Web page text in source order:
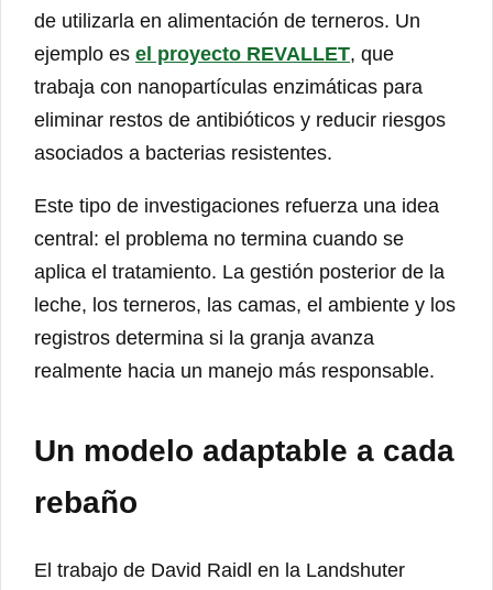
de utilizarla en alimentación de terneros. Un
ejemplo es el proyecto REVALLET, que
trabaja con nanopartículas enzimáticas para
eliminar restos de antibióticos y reducir riesgos
asociados a bacterias resistentes.
Este tipo de investigaciones refuerza una idea
central: el problema no termina cuando se
aplica el tratamiento. La gestión posterior de la
leche, los terneros, las camas, el ambiente y los
registros determina si la granja avanza
realmente hacia un manejo más responsable.
Un modelo adaptable a cada
rebaño
El trabajo de David Raidl en la Landshuter